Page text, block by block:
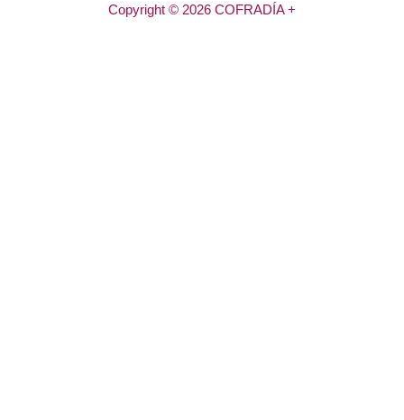
Copyright © 2026 COFRADÍA +